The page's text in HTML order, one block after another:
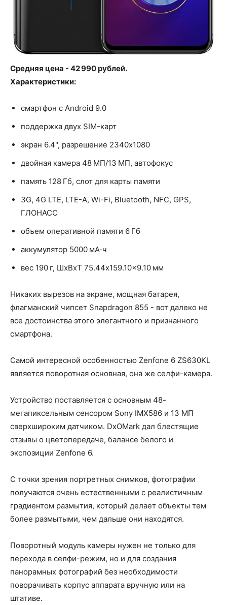
Средняя цена - 42 990 рублей.
Характеристики:
смартфон с Android 9.0
поддержка двух SIM-карт
экран 6.4", разрешение 2340x1080
двойная камера 48 МП/13 МП, автофокус
память 128 Гб, слот для карты памяти
3G, 4G LTE, LTE-A, Wi-Fi, Bluetooth, NFC, GPS,
ГЛОНАСС
объем оперативной памяти 6 Гб
аккумулятор 5000 мА⋅ч
вес 190 г, ШxВxТ 75.44x159.10x9.10 мм
Никаких вырезов на экране, мощная батарея,
флагманский чипсет Snapdragon 855 - вот далеко не
все достоинства этого элегантного и признанного
смартфона.
Самой интересной особенностью Zenfone 6 ZS630KL
является поворотная основная, она же селфи-камера.
Устройство поставляется с основным 48-
мегапиксельным сенсором Sony IMX586 и 13 МП
сверхшироким датчиком. DxOMark дал блестящие
отзывы о цветопередаче, балансе белого и
экспозиции Zenfone 6.
С точки зрения портретных снимков, фотографии
получаются очень естественными с реалистичным
градиентом размытия, который делает объекты тем
более размытыми, чем дальше они находятся.
Поворотный модуль камеры нужен не только для
перехода в селфи-режим, но и для создания
панорамных фотографий без необходимости
поворачивать корпус аппарата вручную или на
штативе.